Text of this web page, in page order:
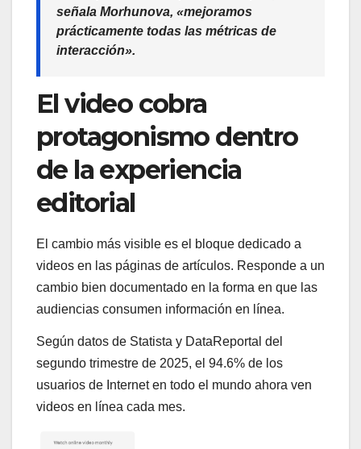
señala Morhunova, «mejoramos
prácticamente todas las métricas de
interacción».
El video cobra
protagonismo dentro
de la experiencia
editorial
El cambio más visible es el bloque dedicado a
videos en las páginas de artículos. Responde a un
cambio bien documentado en la forma en que las
audiencias consumen información en línea.
Según datos de Statista y DataReportal del
segundo trimestre de 2025, el 94.6% de los
usuarios de Internet en todo el mundo ahora ven
videos en línea cada mes.